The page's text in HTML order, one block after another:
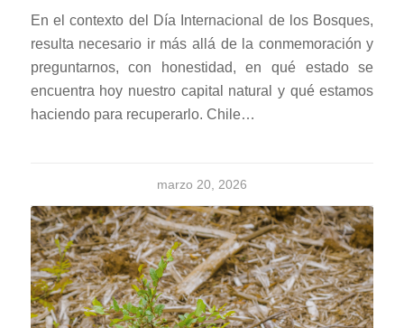
En el contexto del Día Internacional de los Bosques,
resulta necesario ir más allá de la conmemoración y
preguntarnos, con honestidad, en qué estado se
encuentra hoy nuestro capital natural y qué estamos
haciendo para recuperarlo. Chile…
marzo 20, 2026